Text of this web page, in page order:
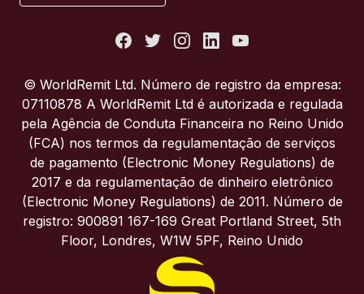
Itália
Portugal
Reino Unido
© WorldRemit Ltd. Número de registro da empresa:
07110878 A WorldRemit Ltd é autorizada e regulada
pela Agência de Conduta Financeira no Reino Unido
(FCA) nos termos da regulamentação de serviços
de pagamento (Electronic Money Regulations) de
2017 e da regulamentação de dinheiro eletrônico
(Electronic Money Regulations) de 2011. Número de
registro: 900891 167-169 Great Portland Street, 5th
Floor, Londres, W1W 5PF, Reino Unido